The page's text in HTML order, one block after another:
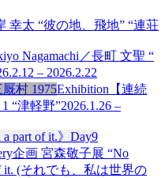
幸太 “彼の地、飛地” “連荘
Nagamachi／長町 文聖 “
– 2026.2.22
Exhibition 【連続
“津軽野”2026.1.26 –
企画 宮森敬子展 “No
it. (それでも、私は世界の